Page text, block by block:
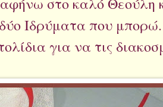
Ιδρύματα που μπορώ.
για να τις